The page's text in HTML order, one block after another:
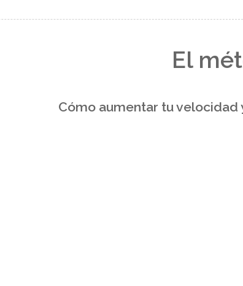
El
Cómo aumentar tu